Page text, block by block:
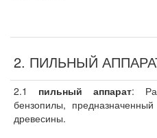
2. ПИЛЬНЫЙ
2.1 пильный аппарат:
бензопилы,
древесины.